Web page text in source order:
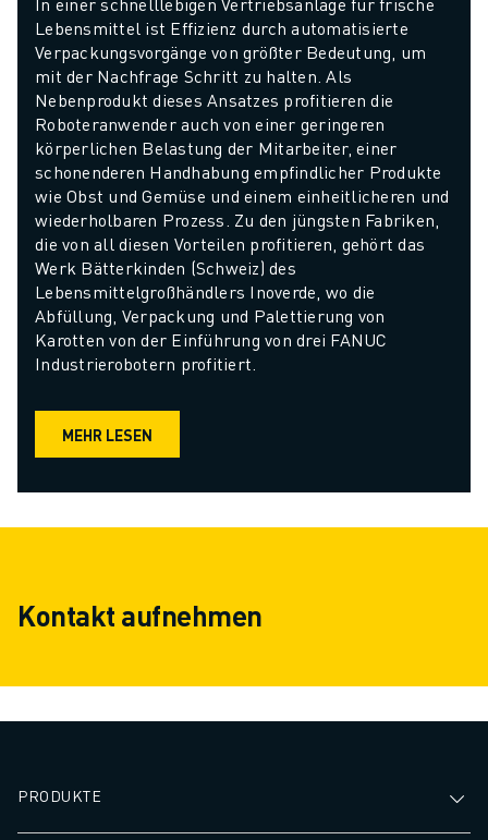
Lebensmittel ist Effizienz durch automatisierte
Verpackungsvorgänge von größter Bedeutung, um
mit der Nachfrage Schritt zu halten. Als
Nebenprodukt dieses Ansatzes profitieren die
Roboteranwender auch von einer geringeren
körperlichen Belastung der Mitarbeiter, einer
schonenderen Handhabung empfindlicher Produkte
wie Obst und Gemüse und einem einheitlicheren und
wiederholbaren Prozess. Zu den jüngsten Fabriken,
die von all diesen Vorteilen profitieren, gehört das
Werk Bätterkinden (Schweiz) des
Lebensmittelgroßhändlers Inoverde, wo die
Abfüllung, Verpackung und Palettierung von
Karotten von der Einführung von drei FANUC
Industrierobotern profitiert.
MEHR LESEN
Kontakt aufnehmen
PRODUKTE